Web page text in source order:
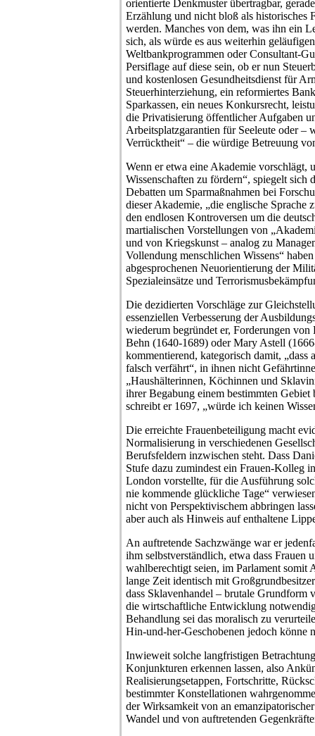
orientierte Denkmuster übertragbar,
Erzählung und nicht bloß als historisches
werden. Manches von dem, was ihn ein
sich, als würde es aus weiterhin
Weltbankprogrammen oder Consultant-
Persiflage auf diese sein, ob er nun
und kostenlosen Gesundheitsdienst für
Steuerhinterziehung, ein reformiertes
Sparkassen, ein neues Konkursrecht,
die Privatisierung öffentlicher Aufgaben
Arbeitsplatzgarantien für Seeleute oder –
Verrücktheit“ – die würdige Betreuung
Wenn er etwa eine Akademie vorschlägt,
Wissenschaften zu fördern“, spiegelt sich
Debatten um Sparmaßnahmen bei
dieser Akademie, „die englische Sprache
den endlosen Kontroversen um die
martialischen Vorstellungen von
und von Kriegskunst – analog zu
Vollendung menschlichen Wissens“
abgesprochenen Neuorientierung der
Spezialeinsätze und
Die dezidierten Vorschläge zur
essenziellen Verbesserung der
wiederum begründet er, Forderungen
Behn (1640-1689) oder Mary Astell
kommentierend, kategorisch damit, „dass
falsch verfährt“, in ihnen nicht
„Haushälterinnen, Köchinnen und
ihrer Begabung einem bestimmten Gebiet
schreibt er 1697, „würde ich keinen
Die erreichte Frauenbeteiligung macht
Normalisierung in verschiedenen
Berufsfeldern inzwischen steht. Dass
Stufe dazu zumindest ein Frauen-Kolleg
London vorstellte, für die Ausführung
nie kommende glückliche Tage“
nicht von Perspektivischem abbringen
aber auch als Hinweis auf enthaltene
An auftretende Sachzwänge war er
ihm selbstverständlich, etwa dass Frauen
wahlberechtigt seien, im Parlament somit
lange Zeit identisch mit
dass Sklavenhandel – brutale Grundform
die wirtschaftliche Entwicklung
Behandlung sei das moralisch zu
Hin-und-her-Geschobenen jedoch könne
Inwieweit solche langfristigen
Konjunkturen erkennen lassen, also
Realisierungsetappen, Fortschritte,
bestimmter Konstellationen
der Wirksamkeit von an
Wandel und von auftretenden